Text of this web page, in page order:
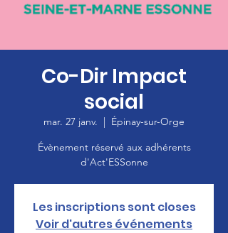
Co-Dir Impact
social
mar. 27 janv.
  |
Épinay-sur-Orge
Évènement réservé aux adhérents
d'Act'ESSonne
Les inscriptions sont closes
Voir d'autres événements